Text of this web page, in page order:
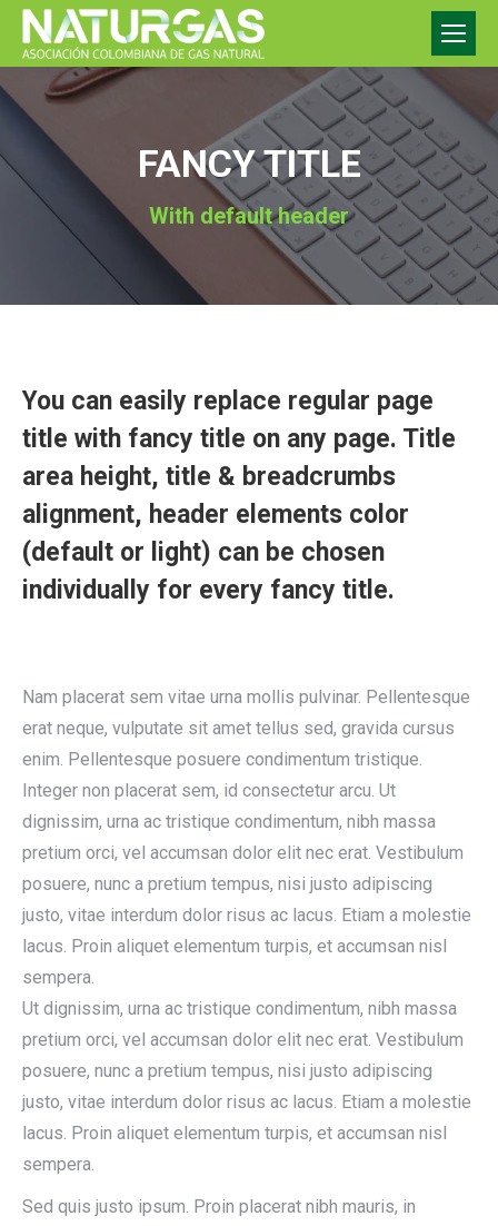
FANCY TITLE
With default header
You can easily replace regular page
title with fancy title on any page. Title
area height, title & breadcrumbs
alignment, header elements color
(default or light) can be chosen
individually for every fancy title.
Nam placerat sem vitae urna mollis pulvinar. Pellentesque
erat neque, vulputate sit amet tellus sed, gravida cursus
enim. Pellentesque posuere condimentum tristique.
Integer non placerat sem, id consectetur arcu. Ut
dignissim, urna ac tristique condimentum, nibh massa
pretium orci, vel accumsan dolor elit nec erat. Vestibulum
posuere, nunc a pretium tempus, nisi justo adipiscing
justo, vitae interdum dolor risus ac lacus. Etiam a molestie
lacus. Proin aliquet elementum turpis, et accumsan nisl
sempera.
Ut dignissim, urna ac tristique condimentum, nibh massa
pretium orci, vel accumsan dolor elit nec erat. Vestibulum
posuere, nunc a pretium tempus, nisi justo adipiscing
justo, vitae interdum dolor risus ac lacus. Etiam a molestie
lacus. Proin aliquet elementum turpis, et accumsan nisl
sempera.
Sed quis justo ipsum. Proin placerat nibh mauris, in